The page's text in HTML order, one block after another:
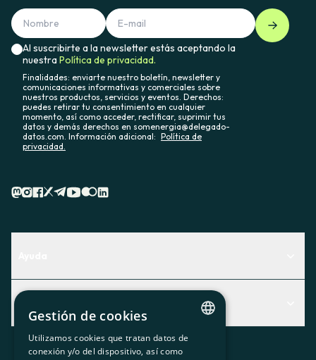
Al suscribirte a la newsletter estás aceptando la
nuestraPolítica de privacidad.
Finalidades: enviarte nuestro boletín, newsletter y
comunicaciones informativas y comerciales sobre
nuestros productos, servicios y eventos. Derechos:
puedes retirar tu consentimiento en cualquier
momento, así como acceder, rectificar, suprimir tus
datos y demás derechos en somenergia@delegado-
datos.com. Información adicional: Política de
privacidad.
Descubre qué servicio te encaja mejor
Contacto
Actualidad
CATALAN
Gestión de cookies
Utilizamos cookies que tratan datos de
conexión y/o del dispositivo, así como